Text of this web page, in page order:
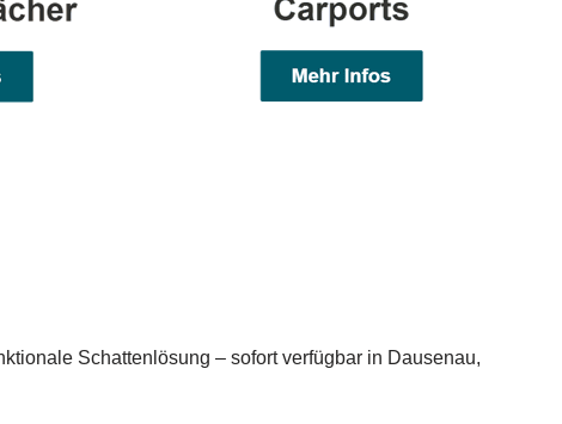
Schattenlösung – sofort verfügbar in Dausenau,